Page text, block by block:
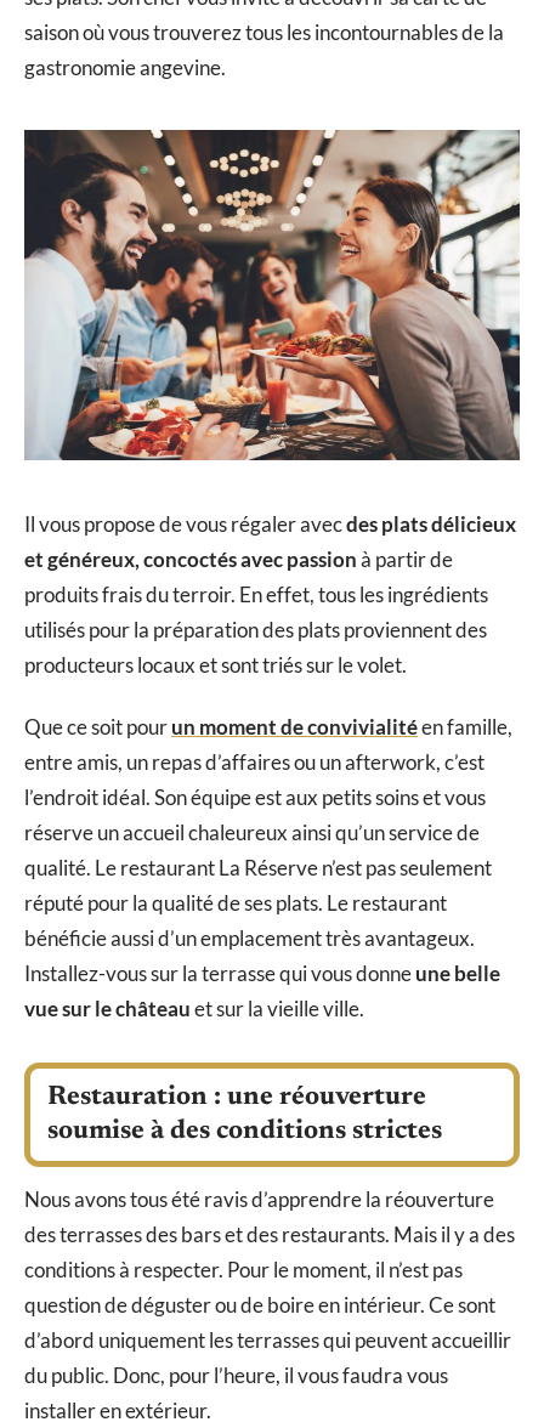
saison où vous trouverez tous les incontournables de la
gastronomie angevine.
Il vous propose de vous régaler avecdes plats délicieux
et généreux, concoctés avec passionà partir de
produits frais du terroir. En effet, tous les ingrédients
utilisés pour la préparation des plats proviennent des
producteurs locaux et sont triés sur le volet.
Que ce soit pourun moment de convivialitéen famille,
entre amis, un repas d’affaires ou un afterwork, c’est
l’endroit idéal. Son équipe est aux petits soins et vous
réserve un accueil chaleureux ainsi qu’un service de
qualité. Le restaurant La Réserve n’est pas seulement
réputé pour la qualité de ses plats. Le restaurant
bénéficie aussi d’un emplacement très avantageux.
Installez-vous sur la terrasse qui vous donneune belle
vue sur le châteauet sur la vieille ville.
Restauration : une réouverture
soumise à des conditions strictes
Nous avons tous été ravis d’apprendre la réouverture
des terrasses des bars et des restaurants. Mais il y a des
conditions à respecter. Pour le moment, il n’est pas
question de déguster ou de boire en intérieur. Ce sont
d’abord uniquement les terrasses qui peuvent accueillir
du public. Donc, pour l’heure, il vous faudra vous
installer en extérieur.